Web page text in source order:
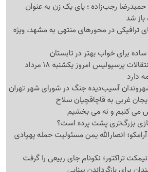
حمیدرضا رجب‌زاده ؛ پای یک زن به عنوان
شد
ترافیکی در محورهای منتهی به مشهد، ویژه
آخرین اخبار نقل‌وانتقالات پرسپولیس امروز یکشنبه 18 مرداد
آسیب‌دیده جنگ در شورای شهر تهران
غربی به قاچاقچیان سلاح
می کنیم و نه می بخشیم
بزرگ‌تری پشت پرده است؟
انصارالله یمن مسئولیت حمله پهپادی
تراکتور؛ نکونام جای ربیعی را گرفت